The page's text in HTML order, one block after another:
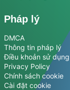
Pháp lý
DMCA
Thông tin pháp lý
Điều khoản sử dụng
Privacy Policy
Chính sách cookie
Cài đặt cookie